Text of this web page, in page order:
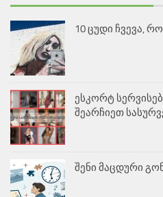
10 ცუდი ჩვევა,
ესკორტ
შეარჩიეთ
შენი მაცდური